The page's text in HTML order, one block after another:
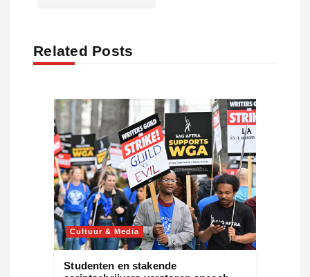
Related Posts
Cultuur & Media
Studenten en stakende